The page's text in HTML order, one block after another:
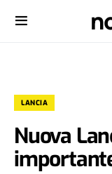
LANCIA
Nuova